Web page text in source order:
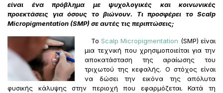
είναι ένα πρόβλημα με ψυχολογικές και κοινωνικές
προεκτάσεις για όσους το βιώνουν. Τι προσφέρει το Scalp
Micropigmentation (SMP) σε αυτές τις περιπτώσεις;
ΤοScalp Micropigmentation (SMP) είναι
μια τεχνική που χρησιμοποιείται για την
αποκατάσταση της αραίωσης του
τριχωτού της κεφαλής. Ο στόχος είναι
να δώσει την εικόνα της απόλυτα
φυσικής κάλυψης στην περιοχή που εφαρμόζεται. Κατά τη